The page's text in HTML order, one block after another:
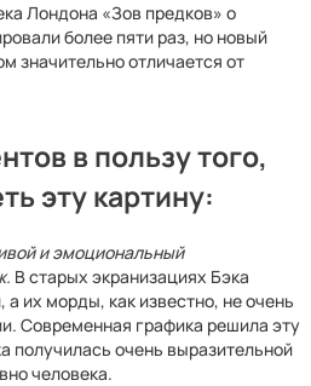
Лондона «Зов предков» о
более пяти раз, но новый
значительно отличается от
в пользу того,
эту картину:
и эмоциональный
В старых экранизациях Бэка
а их морды, как известно, не очень
Современная графика решила эту
получилась очень выразительной
человека.